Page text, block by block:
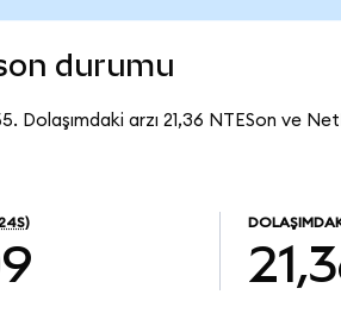
durumu
Dolaşımdaki arzı 21,36 NTESon ve